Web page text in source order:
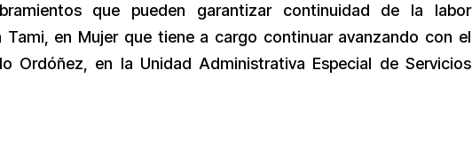
que pueden garantizar continuidad de la labor
en Mujer que tiene a cargo continuar avanzando con el
Ordóñez, en la Unidad Administrativa Especial de Servicios